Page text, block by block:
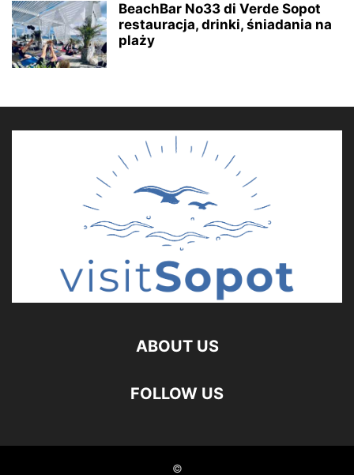
BeachBar No33 di Verde Sopot
restauracja, drinki, śniadania na
plaży
ABOUT US
FOLLOW US
©